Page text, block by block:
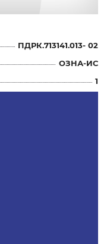
ПДРК.713141.013- 02
ОЗНА-ИС
1